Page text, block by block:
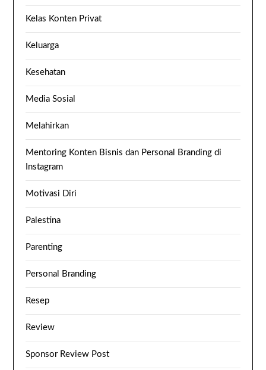
Kelas Konten Privat
Keluarga
Kesehatan
Media Sosial
Melahirkan
Mentoring Konten Bisnis dan Personal Branding di
Instagram
Motivasi Diri
Palestina
Parenting
Personal Branding
Resep
Review
Sponsor Review Post